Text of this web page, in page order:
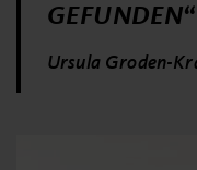
GEFUNDEN“
Ursula Groden-